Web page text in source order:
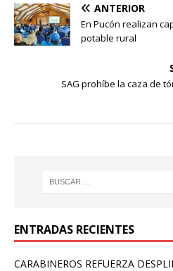
ANTERIOR
En Pucón realizan
potable rural
SAG prohíbe la caza de
ENTRADAS RECIENTES
CARABINEROS REFUERZA